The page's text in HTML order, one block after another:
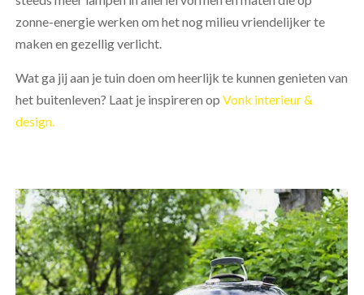
zonne-energie werken om het nog milieu vriendelijker te
maken en gezellig verlicht.
Wat ga jij aan je tuin doen om heerlijk te kunnen genieten van
het buitenleven? Laat je inspireren op Vonk interieur &
design.